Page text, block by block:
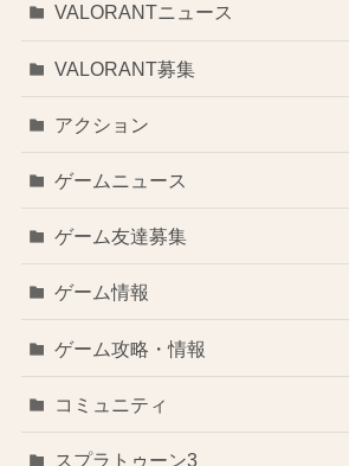
VALORANTニュース
VALORANT募集
アクション
ゲームニュース
ゲーム友達募集
ゲーム情報
ゲーム攻略・情報
コミュニティ
スプラトゥーン3